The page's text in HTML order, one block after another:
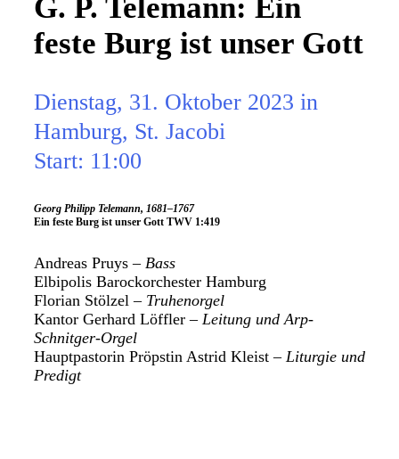
G. P. Telemann: Ein
feste Burg ist unser Gott
Dienstag, 31. Oktober 2023 in
Hamburg, St. Jacobi
Start: 11:00
Georg Philipp Telemann, 1681–1767
Ein feste Burg ist unser Gott TWV 1:419
Andreas Pruys –Bass
Elbipolis Barockorchester Hamburg
Florian Stölzel – Truhenorgel
Kantor Gerhard Löffler – Leitung und Arp-
Schnitger-Orgel
Hauptpastorin Pröpstin Astrid Kleist – Liturgie und
Predigt